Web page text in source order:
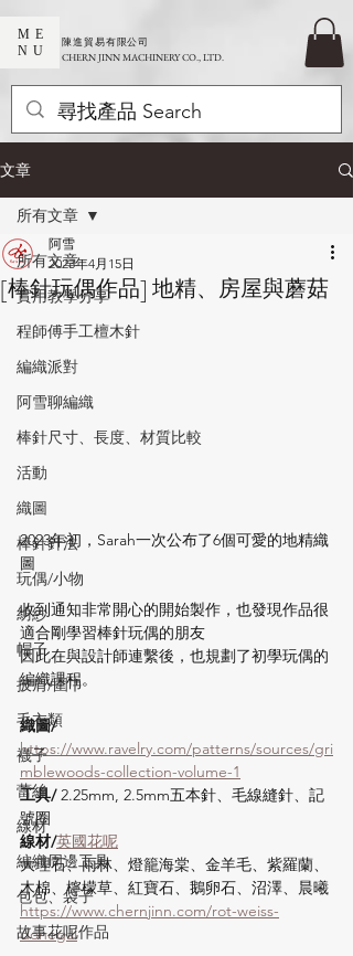
ME
NU
​陳進貿易有限公司
CHERN JINN MACHINERY CO., LTD.
文章
所有文章
實用教學分享
程師傅手工檀木針
編織派對
阿雪聊編織
棒針尺寸、長度、材質比較
活動
織圖
棒針針法
玩偶/小物
紡紗
帽子
披肩/圍巾
毛衣類
襪子
蕾絲
線材
編織周邊工具
包包、袋子
故事花呢作品
所有文章
[棒針玩偶作品] 地精、房屋與蘑菇
阿雪
2023年4月15日
2023年初，Sarah一次公布了6個可愛的地精織
圖
收到通知非常開心的開始製作，也發現作品很
適合剛學習棒針玩偶的朋友
因此在與設計師連繫後，也規劃了初學玩偶的
編織課程。
織圖/
https://www.ravelry.com/patterns/sources/gri
mblewoods-collection-volume-1
工具/ 2.25mm, 2.5mm五本針、毛線縫針、記
號圈
線材/英國花呢
大理石、雨林、燈籠海棠、金羊毛、紫羅蘭、
木棉、檸檬草、紅寶石、鵝卵石、沼澤、晨曦
https://www.chernjinn.com/rot-weiss-
donegal